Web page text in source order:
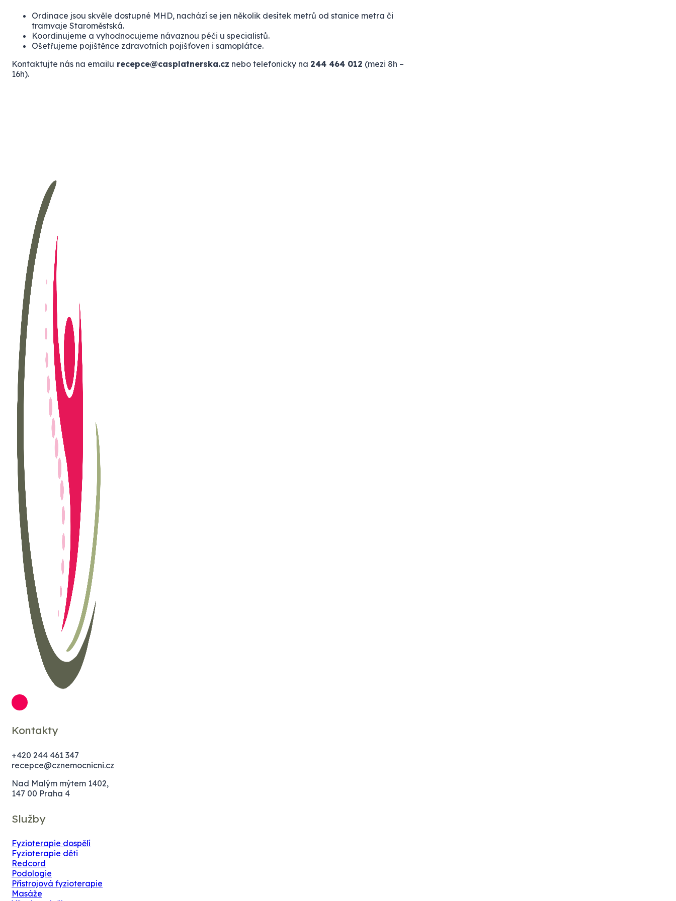
Ordinace jsou skvěle dostupné MHD, nachází se jen několik desítek metrů od stanice metra či
tramvaje Staroměstská.
Koordinujeme a vyhodnocujeme návaznou péči u specialistů.
Ošetřujeme pojištěnce zdravotních pojišťoven i samoplátce.
Kontaktujte nás na emailu recepce@casplatnerska.cz nebo telefonicky na 244 464 012 (mezi 8h –
16h).
Kontakty
+420 244 461 347
recepce@cznemocnicni.cz
Nad Malým mýtem 1402,
147 00 Praha 4
Služby
Fyzioterapie dospělí
Fyzioterapie děti
Redcord
Podologie
Přístrojová fyzioterapie
Masáže